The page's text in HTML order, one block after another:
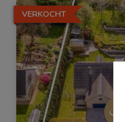
VERKOCHT